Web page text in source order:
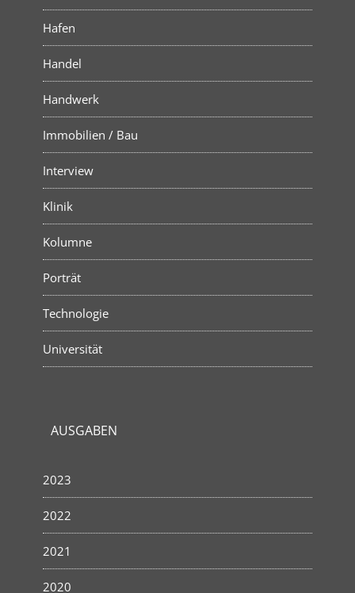
Hafen
Handel
Handwerk
Immobilien / Bau
Interview
Klinik
Kolumne
Porträt
Technologie
Universität
AUSGABEN
2023
2022
2021
2020